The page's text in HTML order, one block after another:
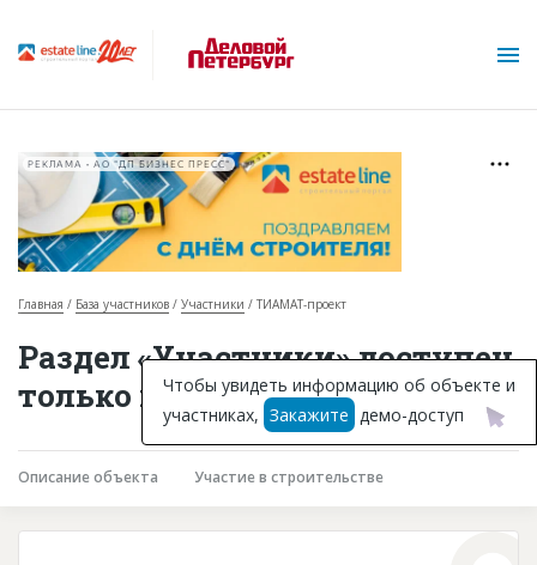
Горячие объекты
База строящихся объектов
Инвестпроекты
Глоссарий
РЕКЛАМА • АО "ДП БИЗНЕС ПРЕСС"
Главная База участников Участники ТИАМАТ-проект
Раздел «Участники» доступен
только подписчикам
Описание объекта Участие в строительстве
Чтобы увидеть информацию об объекте и
участниках, Закажите демо-доступ